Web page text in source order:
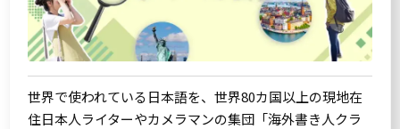
世界で使われている日本語を、世界80カ国以上の現地在
住日本人ライターやカメラマンの集団「海外書き人クラ